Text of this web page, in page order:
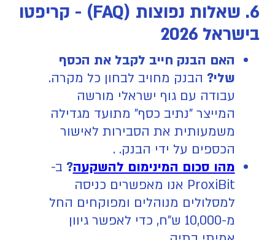
6. שאלות נפוצות (FAQ) - קריפטו
בישראל 2026
האם הבנק חייב לקבל את הכסף
שלי? הבנק מחויב לבחון כל מקרה.
עבודה עם גוף ישראלי מורשה
המייצר "נתיב כסף" מתועד מגדילה
משמעותית את הסבירות לאישור
הכספים על ידי הבנק. .
מהו סכום המינימום להשקעה? ב-
ProxiBit אנו מאפשרים כניסה
למסלולים מנוהלים ומפוקחים החל
מ-10,000 ש"ח, כדי לאפשר גיוון